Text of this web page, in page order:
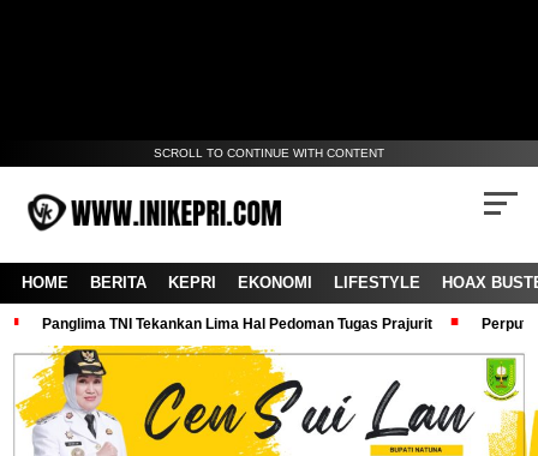
SCROLL TO CONTINUE WITH CONTENT
HOME BERITA KEPRI EKONOMI LIFESTYLE HOAX
Panglima TNI Tekankan Lima Hal Pedoman Tugas Prajurit